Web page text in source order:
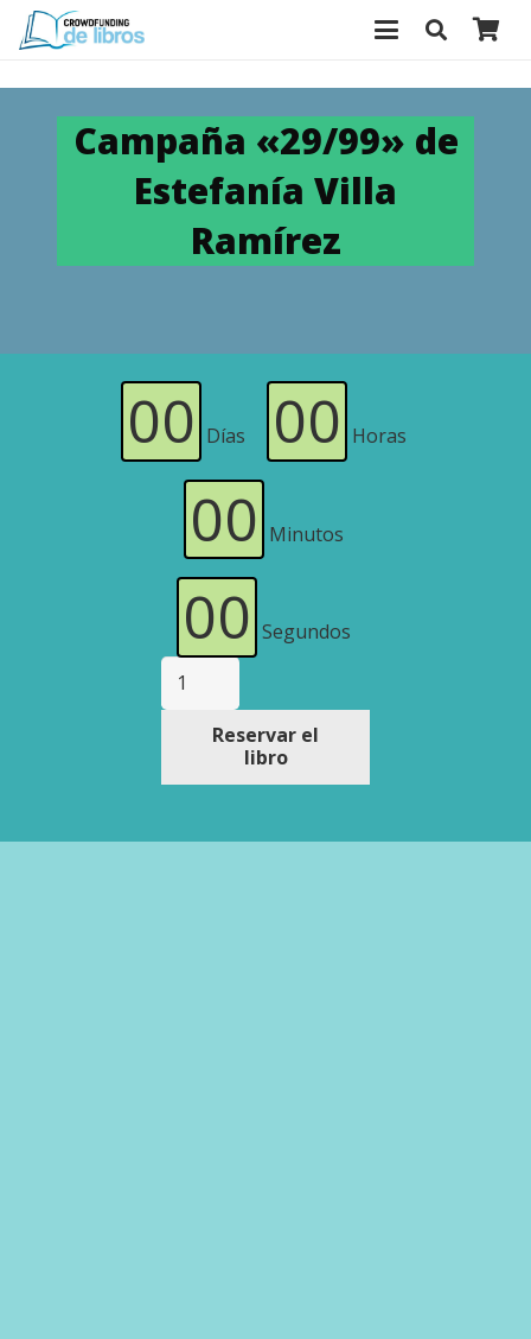
Campaña «29/99» de
Estefanía Villa
Ramírez
00 Días 00 Horas
00 Minutos
00 Segundos
Campaña
"29/99"
de
Estefanía
Ramírez
Reservar el
libro